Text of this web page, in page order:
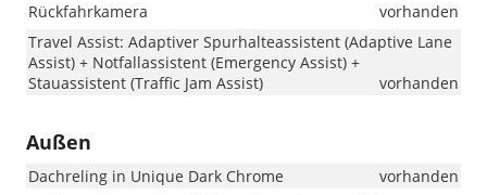
Rückfahrkamera
vorhanden
Travel Assist: Adaptiver Spurhalteassistent (Adaptive Lane
Assist) + Notfallassistent (Emergency Assist) +
Stauassistent (Traffic Jam Assist)
vorhanden
Außen
Dachreling in Unique Dark Chrome
vorhanden